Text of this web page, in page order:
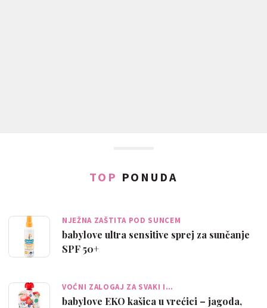
TOP PONUDA
NJEŽNA ZAŠTITA POD SUNCEM
babylove ultra sensitive sprej za sunčanje
SPF 50+
VOĆNI ZALOGAJ ZA SVAKI I…
babylove EKO kašica u vrećici – jagoda,